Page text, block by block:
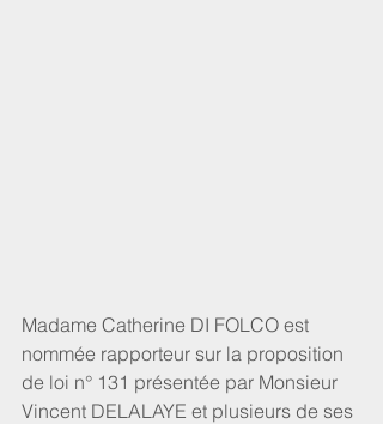
Madame Catherine DI FOLCO est
nommée rapporteur sur la proposition
de loi n° 131 présentée par Monsieur
Vincent DELALAYE et plusieurs de ses